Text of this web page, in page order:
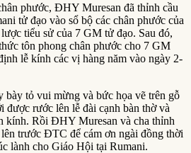
phước, ĐHY Muresan đã thỉnh cầu
tử đạo vào sổ bộ các chân phước của
tiểu sử của 7 GM tử đạo. Sau đó,
tôn phong chân phước cho 7 GM
lễ kính các vị hàng năm vào ngày 2-
bày tỏ vui mừng và bức họa vẽ trên gỗ
được rước lên lễ đài cạnh bàn thờ và
kính. Rồi ĐHY Muresan và cha thỉnh
trước ĐTC để cám ơn ngài đồng thời
lành cho Giáo Hội tại Rumani.